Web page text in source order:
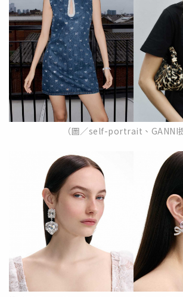
（圖／self-portrait、GANNI